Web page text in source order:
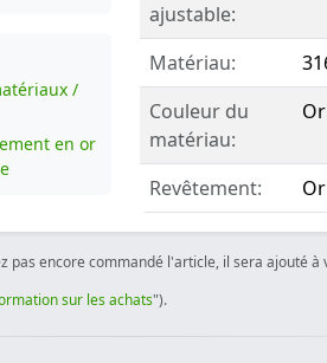
/
en or
ajustable:
Matériau:
Couleur du
matériau:
Revêtement:
pas encore commandé l'article, il sera ajouté
sur les achats").